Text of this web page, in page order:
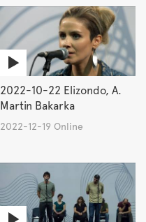
2022-10-22 Elizondo, A.
Martin Bakarka
2022-12-19 Online